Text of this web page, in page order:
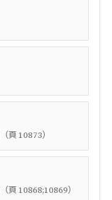
（頁 10873）
（頁 10868;10869）